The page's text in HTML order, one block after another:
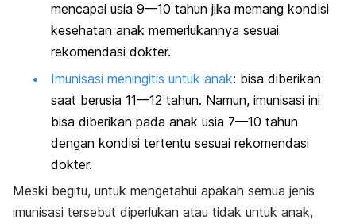
mencapai usia 9—10 tahun jika memang kondisi
kesehatan anak memerlukannya sesuai
rekomendasi dokter.
Imunisasi meningitis untuk anak: bisa diberikan
saat berusia 11—12 tahun. Namun, imunisasi ini
bisa diberikan pada anak usia 7—10 tahun
dengan kondisi tertentu sesuai rekomendasi
dokter.
Meski begitu, untuk mengetahui apakah semua jenis
imunisasi tersebut diperlukan atau tidak untuk anak,